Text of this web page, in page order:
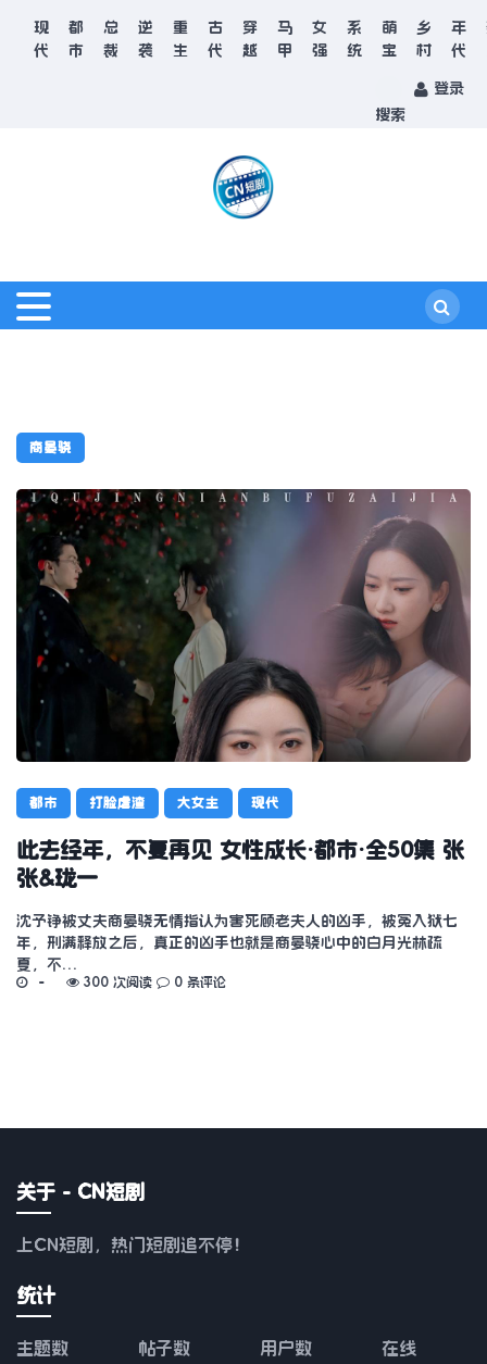
现
代
都
市
总
裁
逆
袭
重
生
古
代
穿
越
马
甲
女
强
系
统
萌
宝
乡
村
年
代
搜索
登录
商晏骁
都市 打脸虐渣 大女主 现代
此去经年，不复再见 女性成长·都市·全50集 张
张&珑一
沈予铮被丈夫商晏骁无情指认为害死顾老夫人的凶手，被冤入狱七
年，刑满释放之后，真正的凶手也就是商晏骁心中的白月光林疏
夏，不…
300 次阅读 0 条评论
关于 - CN短剧
上CN短剧，热门短剧追不停！
统计
主题数 帖子数 用户数 在线